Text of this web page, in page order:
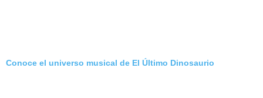
Conoce el universo musical de El Último Dinosaurio